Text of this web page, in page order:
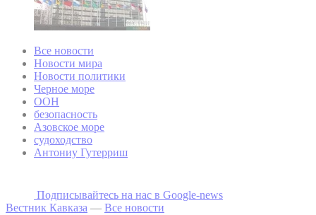
Все новости
Новости мира
Новости политики
Черное море
ООН
безопасность
Азовское море
судоходство
Антониу Гутерриш
Подписывайтесь на наc в Google-news
Вестник Кавказа — Все новости